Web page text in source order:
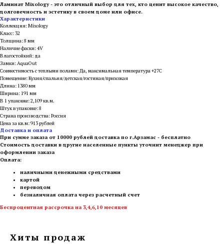
Ламинат Mixology - это отличный выбор для тех, кто ценит высокое качество,
долговечность и эстетику в своем доме или офисе.
Характеристики
Коллекция: Mixology
Класс: 32
Толщина: 8 мм
Наличие фаски: 4V
Влагостойкий: да
Замки: AquaOut
Совместимость с теплыми полами: Да, максимальная температура +27С
Помещение: Кухня/спальня/детская/гостиная/прихожая
Длина: 1380 мм
Ширина: 191 мм
В 1 упаковке: 2,109 кв.м.
Штук в упаковке: 8
Страна производства: Россия
Цена за кв.м: 913 рублей
Доставка и оплата
При сумме заказа от 10000 рублей доставка по г.Арзамас - бесплатно
Стоимость доставки в другие населенные пункты уточнит менеджер при
оформлении заказа
Оплата:
наличными денежными средствами
картой
переводом
безналичная оплата через расчетный счет
Беспроцентная рассрочка на 3,4,6,10 месяцев
Хиты продаж